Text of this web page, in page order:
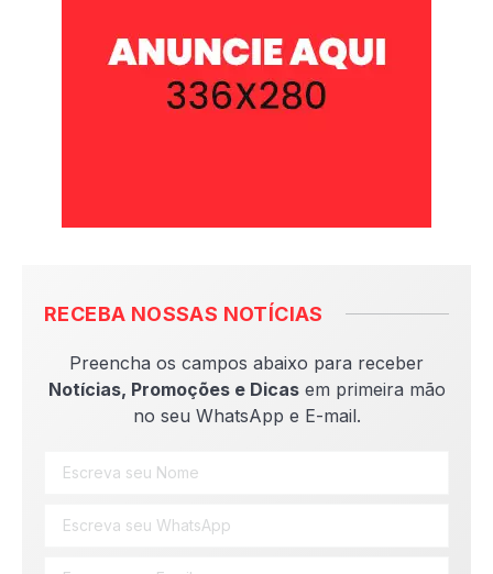
RECEBA NOSSAS NOTÍCIAS
Preencha os campos abaixo para receber
Notícias, Promoções e Dicasem primeira mão
no seu WhatsApp e E-mail.